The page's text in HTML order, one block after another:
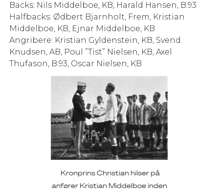
Backs: Nils Middelboe, KB, Harald Hansen, B.93
Halfbacks: Ødbert Bjarnholt, Frem, Kristian
Middelboe, KB, Ejnar Middelboe, KB
Angribere: Kristian Gyldenstein, KB, Svend
Knudsen, AB, Poul ”Tist” Nielsen, KB, Axel
Thufason, B.93, Oscar Nielsen, KB
Kronprins Christian hilser på
anfører Kristian Middelboe inden